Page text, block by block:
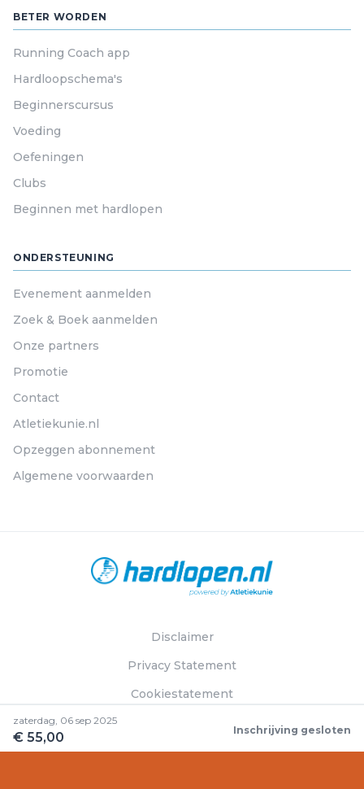
zaterdag, 06 sep 2025
€ 55,00 Inschrijving gesloten
BETER WORDEN
Running Coach app
Hardloopschema's
Beginnerscursus
Voeding
Oefeningen
Clubs
Beginnen met hardlopen
ONDERSTEUNING
Evenement aanmelden
Zoek & Boek aanmelden
Onze partners
Promotie
Contact
Atletiekunie.nl
Opzeggen abonnement
Algemene voorwaarden
Disclaimer
Privacy Statement
Cookiestatement
© Hardlopen.nl 2026. Alle rechten voorbehouden.